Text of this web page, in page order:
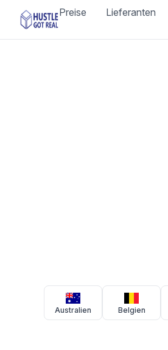
Preise Lieferanten
Australien Belgien